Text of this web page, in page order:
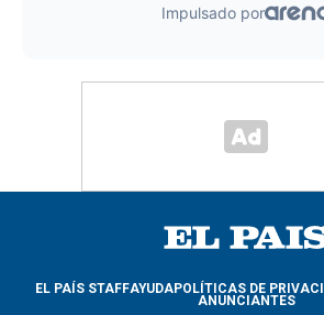
EL PAÍS STAFFAYUDAPOLÍTICAS DE
ANUNCIANTES